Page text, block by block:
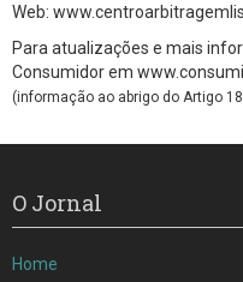
Web:
Para atualizações e mais
Consumidor em
(informação ao abrigo do Artigo
O Jornal
Home